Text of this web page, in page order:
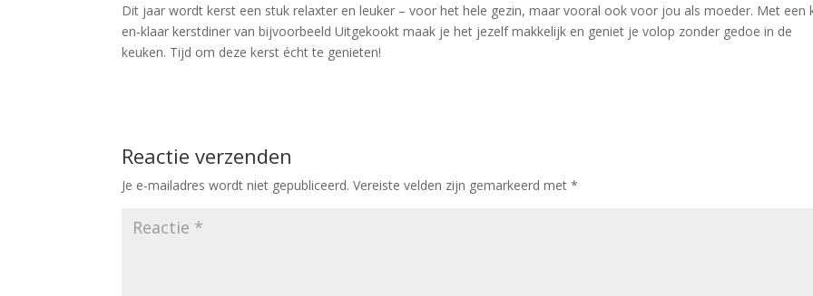
Dit jaar wordt kerst een stuk relaxter en leuker – voor het hele gezin, maar vooral ook voor jou als moeder. Met een
en-klaar kerstdiner van bijvoorbeeld Uitgekookt maak je het jezelf makkelijk en geniet je volop zonder gedoe in de
keuken. Tijd om deze kerst écht te genieten!
Reactie verzenden
Je e-mailadres wordt niet gepubliceerd. Vereiste velden zijn gemarkeerd met*